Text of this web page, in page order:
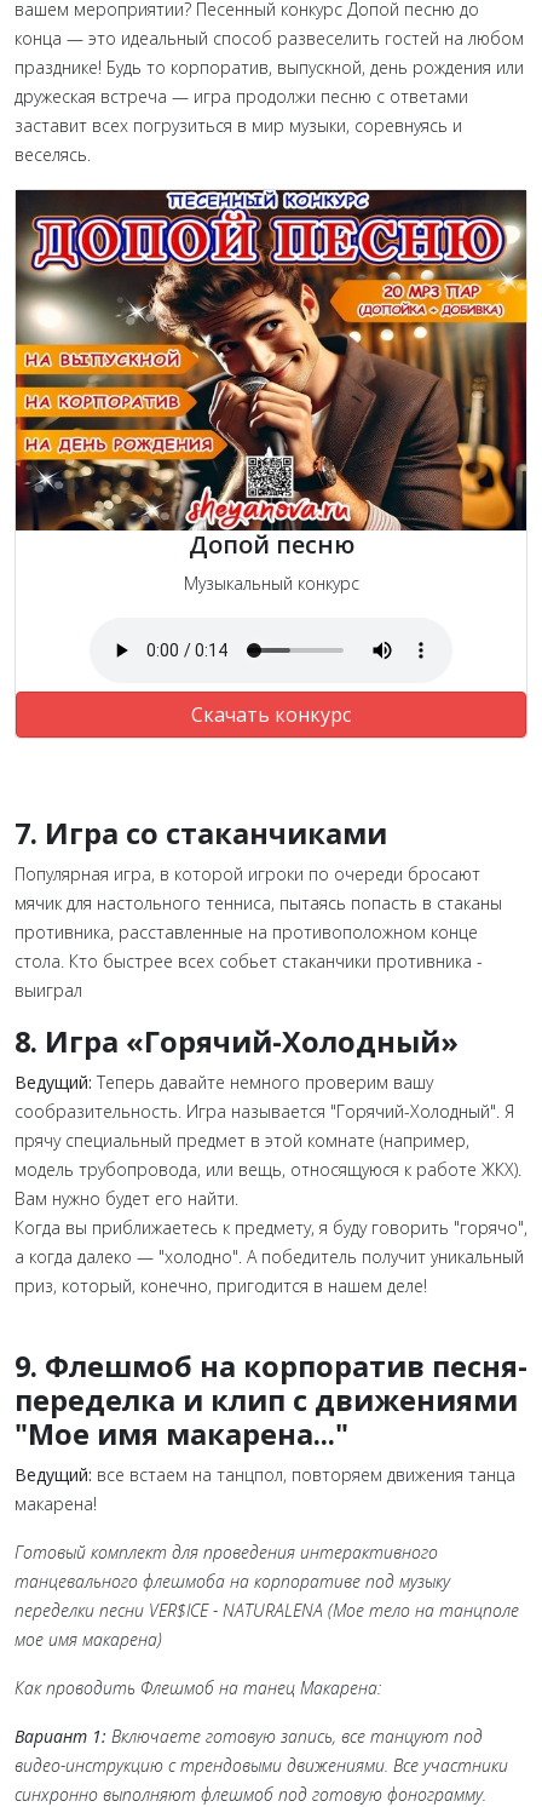
вашем мероприятии? Песенный конкурс Допой песню до
конца — это идеальный способ развеселить гостей на любом
празднике! Будь то корпоратив, выпускной, день рождения или
дружеская встреча — игра продолжи песню с ответами
заставит всех погрузиться в мир музыки, соревнуясь и
веселясь.
Допой песню
Музыкальный конкурс
Скачать конкурс
7. Игра со стаканчиками
Популярная игра, в которой игроки по очереди бросают
мячик для настольного тенниса, пытаясь попасть в стаканы
противника, расставленные на противоположном конце
стола. Кто быстрее всех собьет стаканчики противника -
выиграл
8. Игра «Горячий-Холодный»
Ведущий: Теперь давайте немного проверим вашу
сообразительность. Игра называется "Горячий-Холодный". Я
прячу специальный предмет в этой комнате (например,
модель трубопровода, или вещь, относящуюся к работе ЖКХ).
Вам нужно будет его найти.
Когда вы приближаетесь к предмету, я буду говорить "горячо",
а когда далеко — "холодно". А победитель получит уникальный
приз, который, конечно, пригодится в нашем деле!
9. Флешмоб на корпоратив песня-
переделка и клип с движениями
"Мое имя макарена..."
Ведущий: все встаем на танцпол, повторяем движения танца
макарена!
Готовый комплект для проведения интерактивного
танцевального флешмоба на корпоративе под музыку
переделки песни VER$ICE - NATURALENA (Мое тело на танцполе
мое имя макарена)
Как проводить Флешмоб на танец Макарена:
Вариант 1: Включаете готовую запись, все танцуют под
видео-инструкцию с трендовыми движениями. Все участники
синхронно выполняют флешмоб под готовую фонограмму.